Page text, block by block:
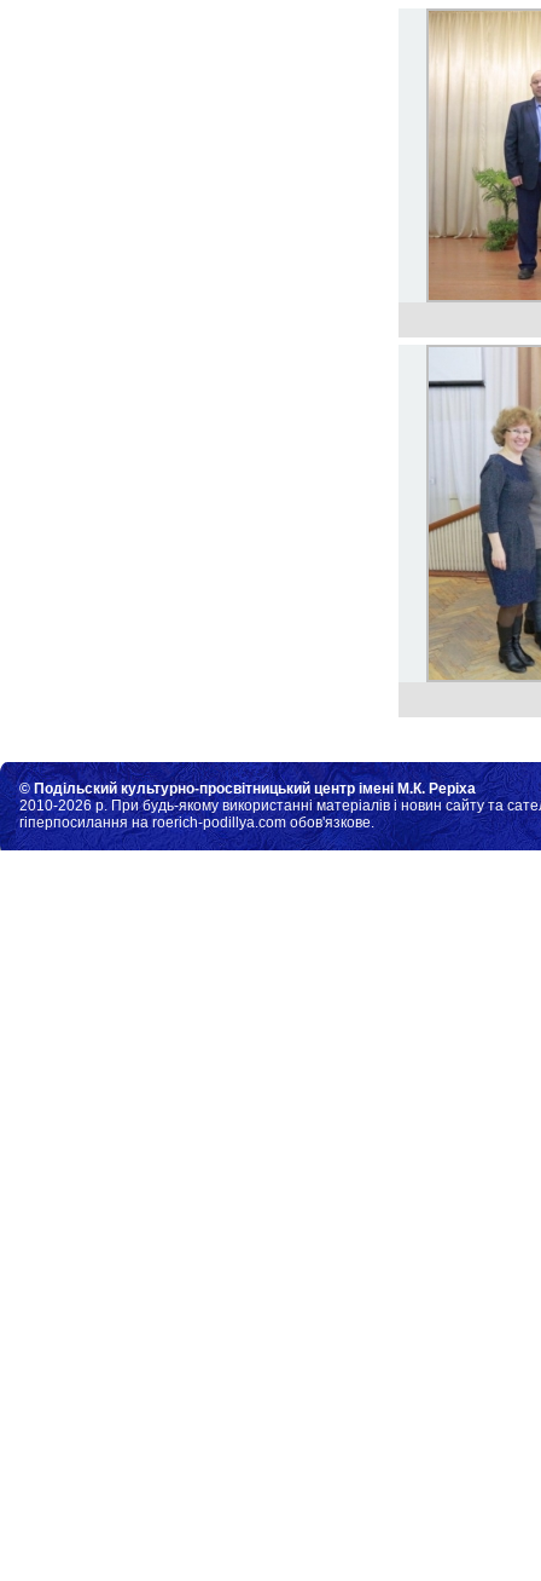
© Подільский культурно-просвітницький центр імені М.К. Реріха
2010-2026 р. При будь-якому використанні матеріалів і новин сайту та
гіперпосилання на roerich-podillya.com обов'язкове.